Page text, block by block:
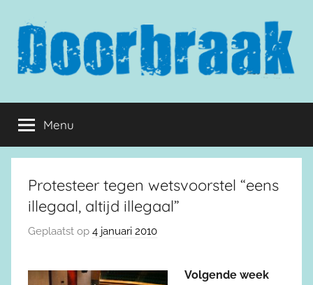
inhoud
springen
Doorbraak.eu
Menu
Protesteer tegen wetsvoorstel “eens
illegaal, altijd illegaal”
Geplaatst op 4 januari 2010
Volgende week